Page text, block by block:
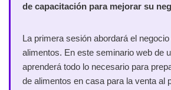
de capacitación para mejorar su
La primera sesión abordará el
alimentos. En este seminario web de
aprenderá todo lo necesario para
de alimentos en casa para la venta al